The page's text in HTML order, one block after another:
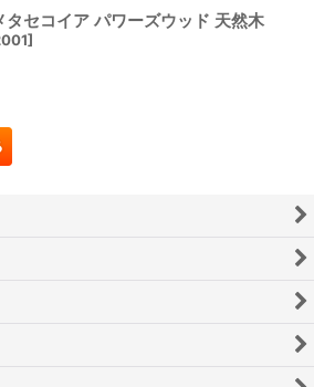
セコイア パワーズウッド 天然木
]